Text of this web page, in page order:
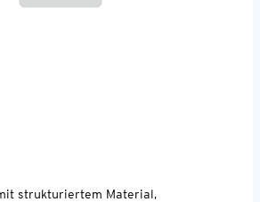
strukturiertem Material,